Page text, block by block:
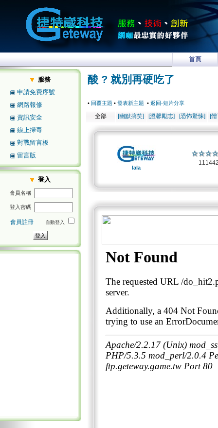
首頁
服務
申請免費序號
網路報修
資訊安全
線上掃毒
對戰留言板
留言版
登入
會員名稱
登入密碼
會員註冊 自動登入
酸 ? 就別再硬吃了
• 回覆主題 • 發表新主題 • 返回-短片分享
全部 [幽默搞笑] [溫馨勵志] [恐怖驚悚] [
lala